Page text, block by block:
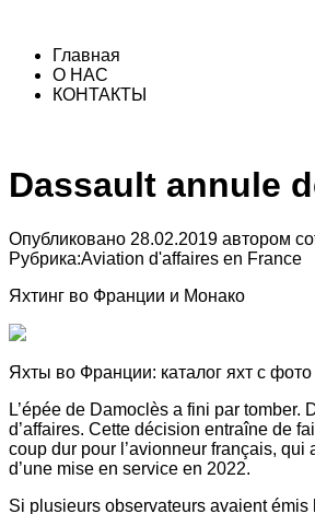
Главная
О НАС
КОНТАКТЫ
Dassault annule
Опубликовано 28.02.2019 автором
Рубрика:Aviation d'affaires en France
Яхтинг во Франции и Монако
Яхты во Франции: каталог яхт с фото
L’épée de Damoclès a fini par
d’affaires. Cette décision entraîne de
coup dur pour l’avionneur français,
d’une mise en service en 2022.
Si plusieurs observateurs avaient